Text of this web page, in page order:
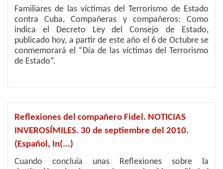
Familiares de las víctimas del Terrorismo de Estado
contra Cuba, Compañeras y compañeros: Como
indica el Decreto Ley del Consejo de Estado,
publicado hoy, a partir de este año el 6 de Octubre se
conmemorará el “Día de las víctimas del Terrorismo
de Estado”.
Reflexiones del compañero Fidel. NOTICIAS
INVEROSÍMILES. 30 de septiembre del 2010.
(Español, In(...)
Cuando concluía unas Reflexiones sobre la